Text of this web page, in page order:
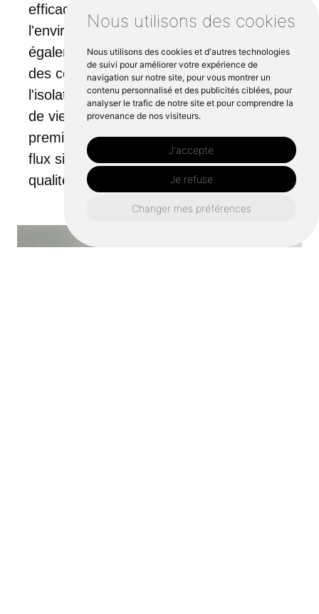
Nous utilisons des cookies
Nous utilisons des cookies et d'autres technologies
de suivi pour améliorer votre expérience de
navigation sur notre site, pour vous montrer un
contenu personnalisé et des publicités ciblées, pour
analyser le trafic de notre site et pour comprendre la
provenance de nos visiteurs.
J'accepte
Je refuse
Changer mes préférences
efficace et respectueuse de
l'environnement. Nous proposons
également des services d'entretien et
des conseils sur l'amélioration de
l'isolation pour un meilleur environnement
de vie à Betton. Faites de SNCP votre
premier choix pour des installations de
flux simples VMC fiables et de haute
qualité.